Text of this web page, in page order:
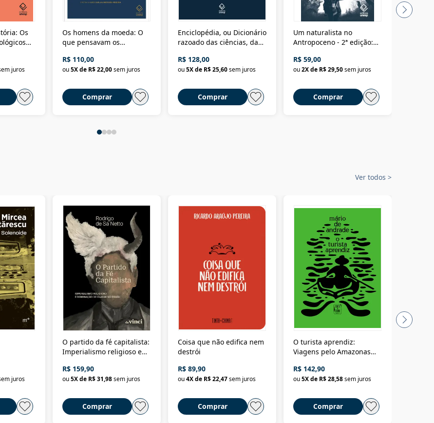
Os
juros
Os homens da moeda: O
que pensavam os
Nova República (1985-
2018)
R$ 110,00
ou5X de R$ 22,00sem juros
Comprar
Enciclopédia, ou Dicionário
razoado das ciências, das
Civilização material
R$ 128,00
ou5X de R$ 25,60sem juros
Comprar
Um naturalista no
Antropoceno - 2ª edição:
selvagem
R$ 59,00
ou2X de R$ 29,50sem juros
Comprar
Ver todos >
juros
O partido da fé capitalista:
Imperialismo religioso e
Brasil
R$ 159,90
ou5X de R$ 31,98sem juros
Comprar
Coisa que não edifica nem
destrói
R$ 89,90
ou4X de R$ 22,47sem juros
Comprar
O turista aprendiz:
Viagens pelo Amazonas
até a Bolívia e por Marajó
até dizer chega
R$ 142,90
ou5X de R$ 28,58sem juros
Comprar